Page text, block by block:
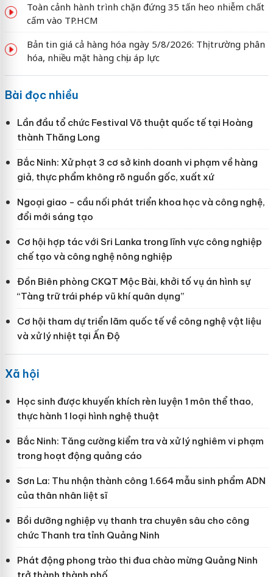
Toàn cảnh hành trình chặn đứng 35 tấn heo nhiễm chất
cấm vào TP.HCM
Bản tin giá cả hàng hóa ngày 5/8/2026: Thị trường phân
hóa, nhiều mặt hàng chịu áp lực
Bài đọc nhiều
Lần đầu tổ chức Festival Võ thuật quốc tế tại Hoàng
thành Thăng Long
Bắc Ninh: Xử phạt 3 cơ sở kinh doanh vi phạm về hàng
giả, thực phẩm không rõ nguồn gốc, xuất xứ
Ngoại giao - cầu nối phát triển khoa học và công nghệ,
đổi mới sáng tạo
Cơ hội hợp tác với Sri Lanka trong lĩnh vực công nghiệp
chế tạo và công nghệ nông nghiệp
Đồn Biên phòng CKQT Mộc Bài, khởi tố vụ án hình sự
“Tàng trữ trái phép vũ khí quân dụng”
Cơ hội tham dự triển lãm quốc tế về công nghệ vật liệu
và xử lý nhiệt tại Ấn Độ
Xã hội
Học sinh được khuyến khích rèn luyện 1 môn thể thao,
thực hành 1 loại hình nghệ thuật
Bắc Ninh: Tăng cường kiểm tra và xử lý nghiêm vi phạm
trong hoạt động quảng cáo
Sơn La: Thu nhận thành công 1.664 mẫu sinh phẩm ADN
của thân nhân liệt sĩ
Bồi dưỡng nghiệp vụ thanh tra chuyên sâu cho công
chức Thanh tra tỉnh Quảng Ninh
Phát động phong trào thi đua chào mừng Quảng Ninh